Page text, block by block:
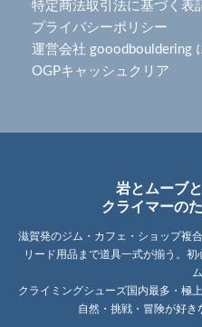
特定商法取引法に基づく表
プライバシーポリシー
運営会社 gooodbouldering
OGPキャッシュクリア
岩とムーブ
クライマーの
滋賀発のジム・カフェ・ショップ複
リード用品まで道具一式が揃う。
クライミングシューズ国内最多・極
自然・挑戦・冒険が好